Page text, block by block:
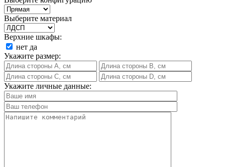
Выберите материал
Верхние шкафы:
нет да
Укажите размер:
Укажите личные данные: